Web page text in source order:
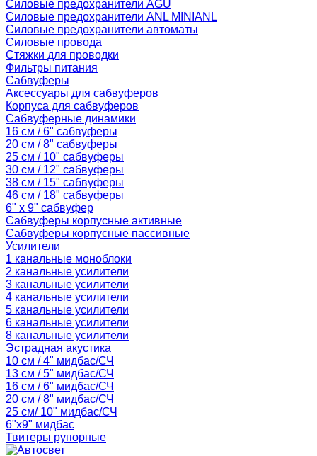
Силовые предохранители AGU
Силовые предохранители ANL MINIANL
Силовые предохранители автоматы
Силовые провода
Стяжки для проводки
Фильтры питания
Сабвуферы
Аксессуары для сабвуферов
Корпуса для сабвуферов
Сабвуферные динамики
16 см / 6" сабвуферы
20 см / 8" сабвуферы
25 см / 10" сабвуферы
30 см / 12" сабвуферы
38 см / 15" сабвуферы
46 см / 18" сабвуферы
6" x 9" сабвуфер
Сабвуферы корпусные активные
Сабвуферы корпусные пассивные
Усилители
1 канальные моноблоки
2 канальные усилители
3 канальные усилители
4 канальные усилители
5 канальные усилители
6 канальные усилители
8 канальные усилители
Эстрадная акустика
10 см / 4" мидбас/СЧ
13 см / 5" мидбас/СЧ
16 см / 6" мидбас/СЧ
20 см / 8" мидбас/СЧ
25 см/ 10" мидбас/СЧ
6"x9" мидбас
Твитеры рупорные